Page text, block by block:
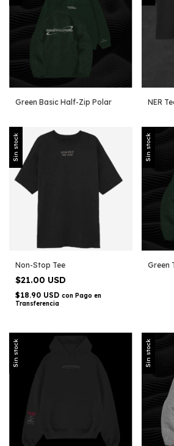
Green Basic Half-Zip Polar NER
Sin stock
Non-Stop Tee
$21.00 USD
$18.90 USD con Pago en
Transferencia
Sin stock
Green
Sin stock Sin stock